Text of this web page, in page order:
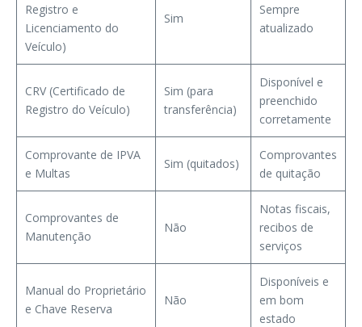
Registro e
Licenciamento do
Veículo)
Sim
Sempre
atualizado
CRV (Certificado de
Registro do Veículo)
Sim (para
transferência)
Disponível e
preenchido
corretamente
Comprovante de IPVA
e Multas
Sim (quitados)
Comprovantes
de quitação
Comprovantes de
Manutenção
Não
Notas fiscais,
recibos de
serviços
Manual do Proprietário
e Chave Reserva
Não
Disponíveis e
em bom
estado